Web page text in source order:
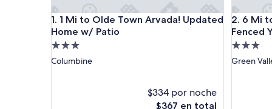
1. 1 Mi to Olde Town Arvada! Updated
Home w/ Patio
1 Mi to Olde Town Arvada! Updated Home w/
Propiedad
de
Columbine
$334 por noche
El
$367 en total
2. 6 Mi
Fenced
6 Mi to
Propiedad
de
Green